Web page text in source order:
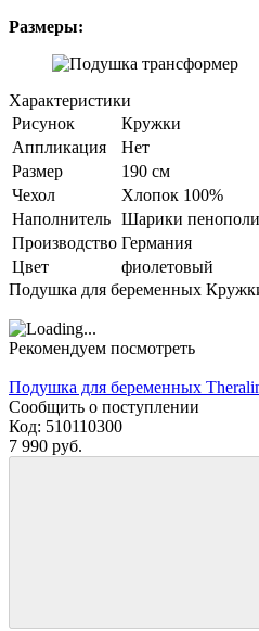
Размеры:
Характеристики
Рисунок
Кружки
Аппликация
Нет
Размер
190 см
Чехол
Хлопок 100%
Наполнитель Шарики
Производство Германия
Цвет
фиолетовый
Подушка для беременных
Рекомендуем посмотреть
Подушка для беременных
Сообщить о поступлении
Код: 510110300
7 990 руб.